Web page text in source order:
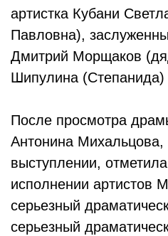
артистка Кубани
Павловна),
Дмитрий Морщаков
Шипулина (Степанида)
После просмотра
Антонина Михальцова,
выступлении,
исполнении артистов
серьезный
серьезный